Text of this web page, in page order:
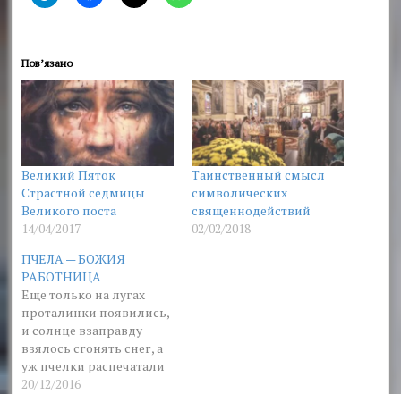
Пов’язано
Великий Пяток
Страстной седмицы
Великого поста
14/04/2017
Таинственный смысл
символических
священнодействий
02/02/2018
ПЧЕЛА — БОЖИЯ
РАБОТНИЦА
Еще только на лугах
проталинки появились,
и солнце взаправду
взялось сгонять снег, а
уж пчелки распечатали
дверцу своего теремка-
20/12/2016